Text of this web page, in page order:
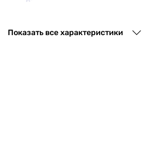
4 599
Показать все характеристики